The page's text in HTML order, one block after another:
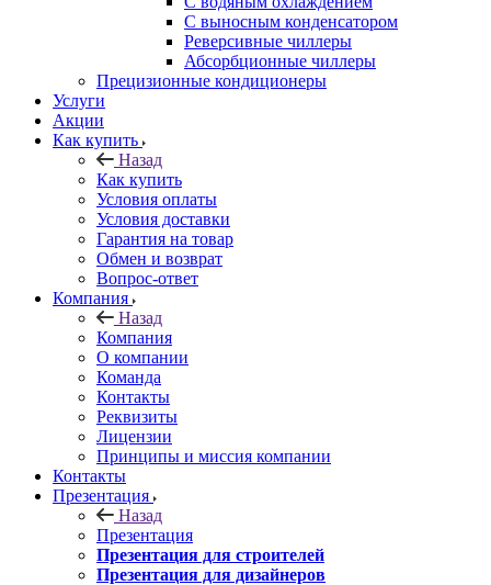
С выносным конденсатором
Реверсивные чиллеры
Абсорбционные чиллеры
Прецизионные кондиционеры
Услуги
Акции
Как купить
Назад
Как купить
Условия оплаты
Условия доставки
Гарантия на товар
Обмен и возврат
Вопрос-ответ
Компания
Назад
Компания
О компании
Команда
Контакты
Реквизиты
Лицензии
Принципы и миссия компании
Контакты
Презентация
Назад
Презентация
Презентация для строителей
Презентация для дизайнеров